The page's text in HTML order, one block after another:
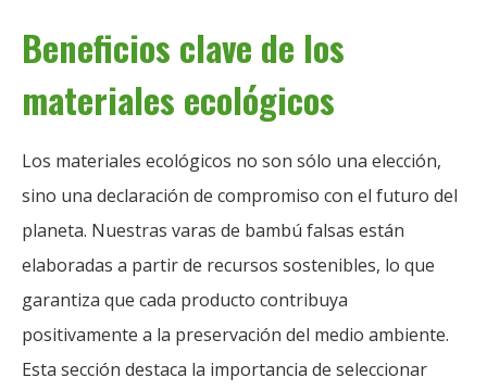
Beneficios clave de los
materiales ecológicos
Los materiales ecológicos no son sólo una elección,
sino una declaración de compromiso con el futuro del
planeta. Nuestras varas de bambú falsas están
elaboradas a partir de recursos sostenibles, lo que
garantiza que cada producto contribuya
positivamente a la preservación del medio ambiente.
Esta sección destaca la importancia de seleccionar